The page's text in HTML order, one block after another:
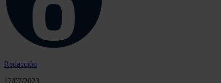
Redacción
17/07/2023